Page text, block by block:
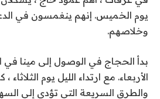
يوم الخميس. إنهم ينغمسون في
وخلاصهم.
بدأ الحجاج في الوصول إلى مينا في
الأربعاء. مع ارتداء الليل يوم
والطرق السريعة التي تؤدي إلى